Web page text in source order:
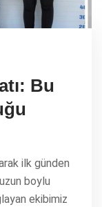
Bu
ilk günden
boylu
ekibimiz